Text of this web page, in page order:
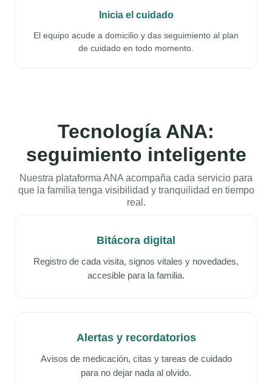
Inicia el cuidado
El equipo acude a domicilio y das seguimiento al plan
de cuidado en todo momento.
Tecnología ANA:
seguimiento inteligente
Nuestra plataforma ANA acompaña cada servicio para
que la familia tenga visibilidad y tranquilidad en tiempo
real.
Bitácora digital
Registro de cada visita, signos vitales y novedades,
accesible para la familia.
Alertas y recordatorios
Avisos de medicación, citas y tareas de cuidado
para no dejar nada al olvido.